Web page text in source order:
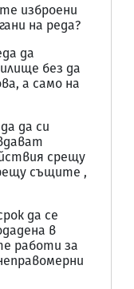
изброени
на реда?
да
без да
а само на
да си
срещу
същите ,
да се
в
работи за